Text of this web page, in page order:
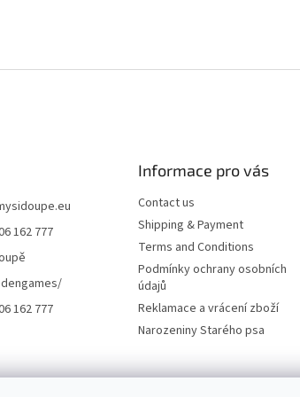
162 777
162 777
Informace pro vás
Contact us
Shipping & Payment
Terms and Conditions
Podmínky ochrany osobních
údajů
Reklamace a vrácení zboží
Narozeniny Starého psa